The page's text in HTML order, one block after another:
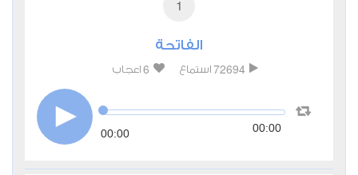
1
الفاتحة
72694 استماع 6 اعجاب
00:00 00:00